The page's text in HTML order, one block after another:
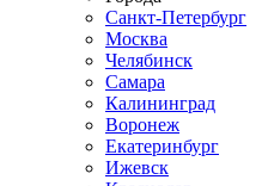
Санкт-Петербург
Москва
Челябинск
Самара
Калининград
Воронеж
Екатеринбург
Ижевск